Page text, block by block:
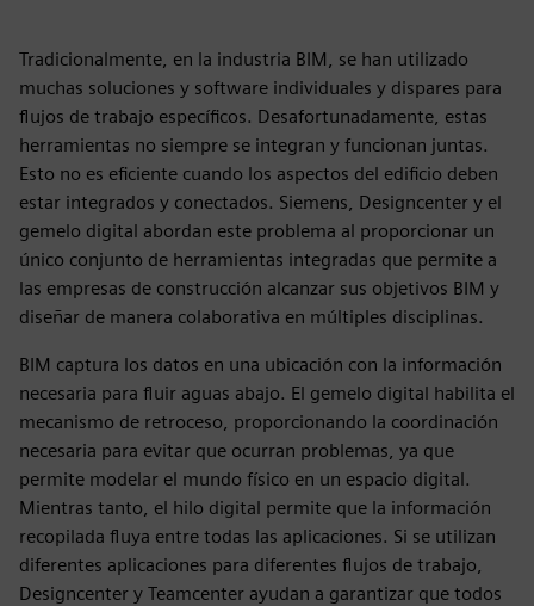
Tradicionalmente, en la industria BIM, se han utilizado
muchas soluciones y software individuales y dispares para
flujos de trabajo específicos. Desafortunadamente, estas
herramientas no siempre se integran y funcionan juntas.
Esto no es eficiente cuando los aspectos del edificio deben
estar integrados y conectados. Siemens, Designcenter y el
gemelo digital abordan este problema al proporcionar un
único conjunto de herramientas integradas que permite a
las empresas de construcción alcanzar sus objetivos BIM y
diseñar de manera colaborativa en múltiples disciplinas.
BIM captura los datos en una ubicación con la información
necesaria para fluir aguas abajo. El gemelo digital habilita el
mecanismo de retroceso, proporcionando la coordinación
necesaria para evitar que ocurran problemas, ya que
permite modelar el mundo físico en un espacio digital.
Mientras tanto, el hilo digital permite que la información
recopilada fluya entre todas las aplicaciones. Si se utilizan
diferentes aplicaciones para diferentes flujos de trabajo,
Designcenter y Teamcenter ayudan a garantizar que todos